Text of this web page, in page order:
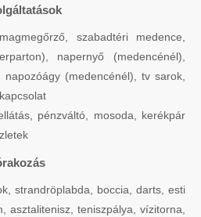
szabadtéri medence,
napernyő (medencénél),
napozóágy (medencénél), tv sarok,
pénzváltó, mosoda, kerékpár
strandröplabda, boccia, darts, esti
asztalitenisz, teniszpálya, vízitorna,